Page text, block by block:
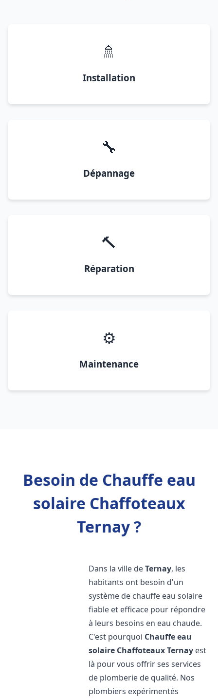
🚿
Installation
🔧
Dépannage
🔨
Réparation
⚙️
Maintenance
Besoin de Chauffe eau
solaire Chaffoteaux
Ternay ?
Dans la ville deTernay, les
habitants ont besoin d'un
système de chauffe eau solaire
fiable et efficace pour répondre
à leurs besoins en eau chaude.
C'est pourquoi Chauffe eau
solaire ChaffoteauxTernay est
là pour vous offrir ses services
de plomberie de qualité. Nos
plombiers expérimentés